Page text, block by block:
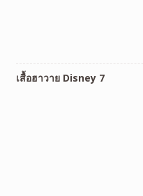
เสื้อฮาวาย Disney 7